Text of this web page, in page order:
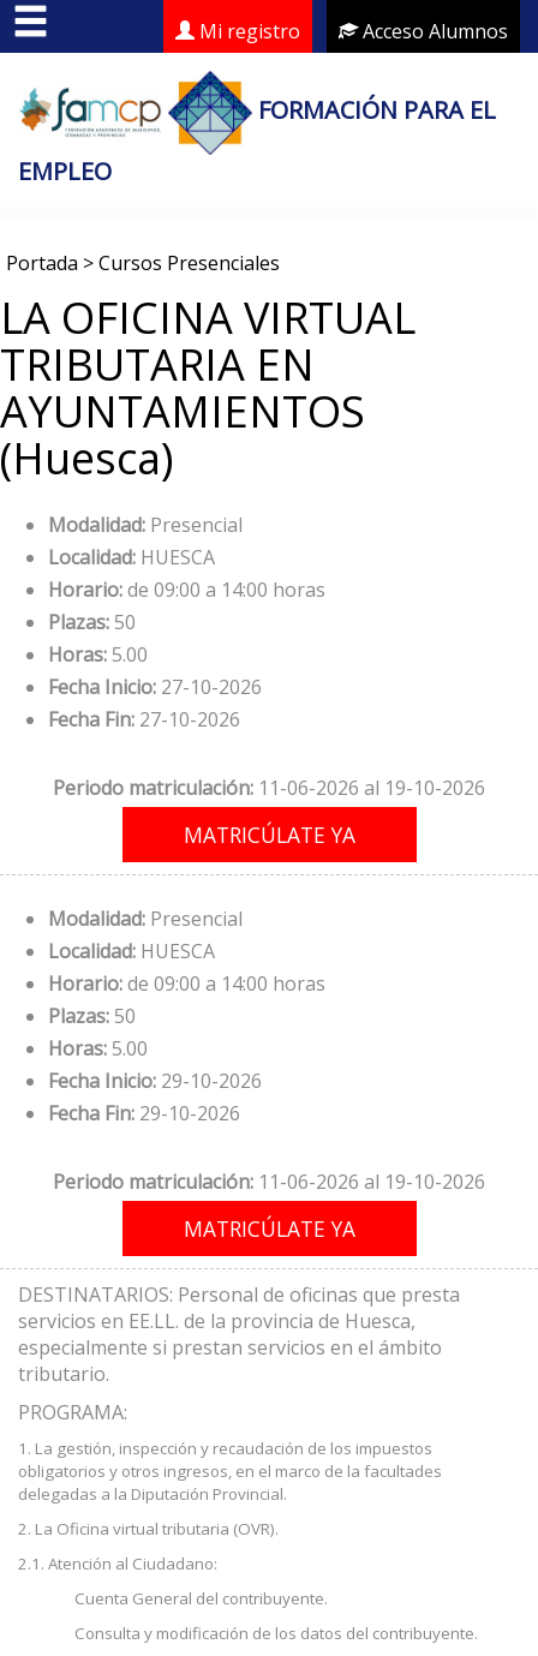
Acceso Alumnos
Mi registro
FORMACIÓN PARA EL
EMPLEO
Portada >Cursos Presenciales
LA OFICINA VIRTUAL
TRIBUTARIA EN
AYUNTAMIENTOS
(Huesca)
Modalidad: Presencial
Localidad: HUESCA
Horario:de 09:00 a 14:00 horas
Plazas:50
Horas:5.00
Fecha Inicio: 27-10-2026
Fecha Fin: 27-10-2026
Periodo matriculación: 11-06-2026 al 19-10-2026
Modalidad: Presencial
Localidad: HUESCA
Horario:de 09:00 a 14:00 horas
Plazas:50
Horas:5.00
Fecha Inicio: 29-10-2026
Fecha Fin: 29-10-2026
Periodo matriculación: 11-06-2026 al 19-10-2026
DESTINATARIOS: Personal de oficinas que presta
servicios en EE.LL. de la provincia de Huesca,
especialmente si prestan servicios en el ámbito
tributario.
PROGRAMA:
1. La gestión, inspección y recaudación de los impuestos
obligatorios y otros ingresos, en el marco de la facultades
delegadas a la Diputación Provincial.
2. La Oficina virtual tributaria (OVR).
2.1. Atención al Ciudadano:
Cuenta General del contribuyente.
Consulta y modificación de los datos del contribuyente.